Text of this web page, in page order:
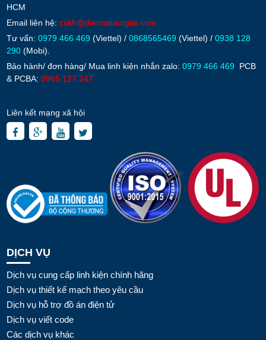
HCM
Email liên hệ: cskh@dientutuonglai.com
Tư vấn: 0979 466 469 (Viettel) / 0868565469 (Viettel) / 0938 128
290 (Mobi).
Bảo hành/ đơn hàng/ Mua linh kiện nhắn zalo: 0979 466 469
PCB
& PCBA: 0965.127.247
Liên kết mạng xã hội
DỊCH VỤ
Dịch vụ cung cấp linh kiện chính hãng
Dịch vụ thiết kế mạch theo yêu cầu
Dịch vụ hỗ trợ đồ án điện tử
Dịch vụ viết code
Các dịch vụ khác